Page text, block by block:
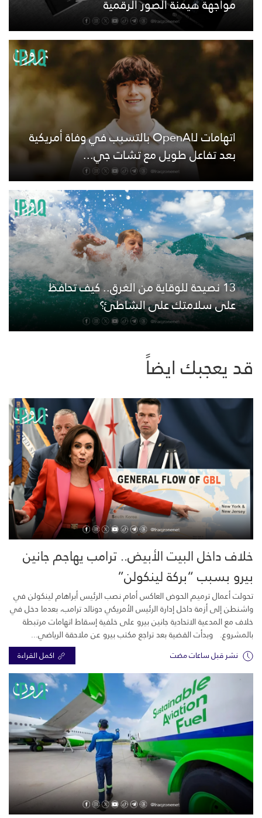
مواجهة هيمنة الصور الرقمية
اتهامات لـOpenAI بالتسبب في وفاة أمريكية
بعد تفاعل طويل مع تشات جي...
13 نصيحة للوقاية من الغرق.. كيف تحافظ
على سلامتك على الشاطئ؟
قد يعجبك ايضاً
خلاف داخل البيت الأبيض.. ترامب يهاجم جانين
بيرو بسبب “بركة لينكولن”
تحولت أعمال ترميم الحوض العاكس أمام نصب الرئيس أبراهام لينكولن في
واشنطن إلى أزمة داخل إدارة الرئيس الأمريكي دونالد ترامب، بعدما دخل في
خلاف مع المدعية الاتحادية جانين بيرو على خلفية إسقاط اتهامات مرتبطة
بالمشروع. وبدأت القضية بعد تراجع مكتب بيرو عن ملاحقة الرياضي...
نشر قبل ساعات مضت اكمل القراءة